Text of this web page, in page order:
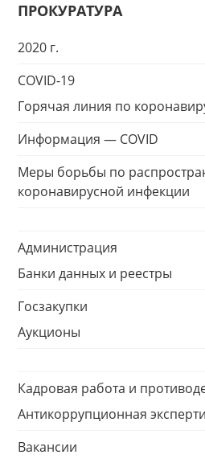
ПРОКУРАТУРА
2020 г.
COVID-19
Горячая линия по
Информация — COVID
Меры борьбы по
коронавирусной инфекции
Администрация
Банки данных и реестры
Госзакупки
Аукционы
Кадровая работа и
Антикоррупционная
Вакансии